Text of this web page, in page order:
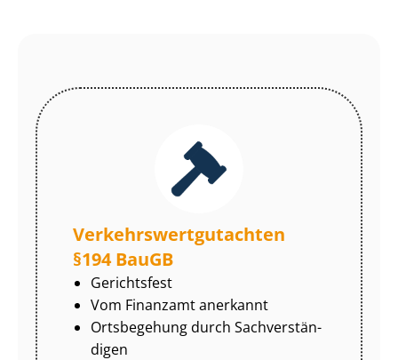
Ver­kehrs­wert­gut­ach­ten
§194 BauGB
Gerichtsfest
Vom Finanzamt anerkannt
Ortsbegehung durch Sach­ver­stän­
di­gen